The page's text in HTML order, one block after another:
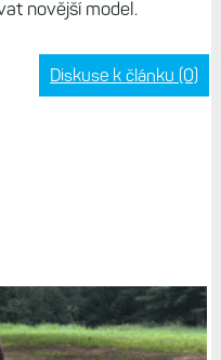
novější model.
Diskuse k článku (0)